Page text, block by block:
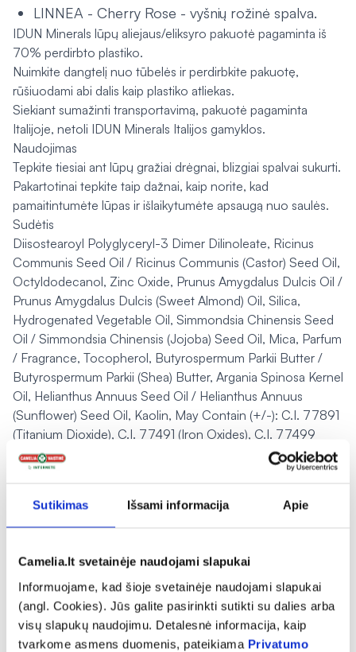
Sutikimas Išsami informacija Apie
Camelia.lt svetainėje naudojami slapukai
Informuojame, kad šioje svetainėje naudojami slapukai
(angl. Cookies). Jūs galite pasirinkti sutikti su dalies arba
visų slapukų naudojimu. Detalesnė informacija, kaip
tvarkome asmens duomenis, pateikiama Privatumo
LINNEA - Cherry Rose - vyšnių rožinė spalva.
IDUN Minerals lūpų aliejaus/eliksyro pakuotė pagaminta iš
70% perdirbto plastiko.
Nuimkite dangtelį nuo tūbelės ir perdirbkite pakuotę,
rūšiuodami abi dalis kaip plastiko atliekas.
Siekiant sumažinti transportavimą, pakuotė pagaminta
Italijoje, netoli IDUN Minerals Italijos gamyklos.
Naudojimas
Tepkite tiesiai ant lūpų gražiai drėgnai, blizgiai spalvai sukurti.
Pakartotinai tepkite taip dažnai, kaip norite, kad
pamaitintumėte lūpas ir išlaikytumėte apsaugą nuo saulės.
Sudėtis
Diisostearoyl Polyglyceryl-3 Dimer Dilinoleate, Ricinus
Communis Seed Oil / Ricinus Communis (Castor) Seed Oil,
Octyldodecanol, Zinc Oxide, Prunus Amygdalus Dulcis Oil /
Prunus Amygdalus Dulcis (Sweet Almond) Oil, Silica,
Hydrogenated Vegetable Oil, Simmondsia Chinensis Seed
Oil / Simmondsia Chinensis (Jojoba) Seed Oil, Mica, Parfum
/ Fragrance, Tocopherol, Butyrospermum Parkii Butter /
Butyrospermum Parkii (Shea) Butter, Argania Spinosa Kernel
Oil, Helianthus Annuus Seed Oil / Helianthus Annuus
(Sunflower) Seed Oil, Kaolin, May Contain (+/-): C.I. 77891
(Titanium Dioxide), C.I. 77491 (Iron Oxides), C.I. 77499
(Iron Oxides), C.I. 77742 (Manganese Violet).
Charakteristika
Sudedamosios dalys expand_more